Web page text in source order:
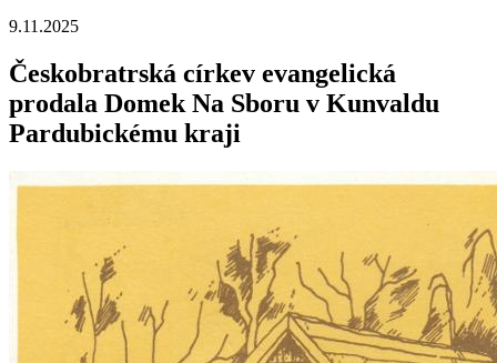
9.11.2025
Českobratrská církev evangelická
prodala Domek Na Sboru v Kunvaldu
Pardubickému kraji